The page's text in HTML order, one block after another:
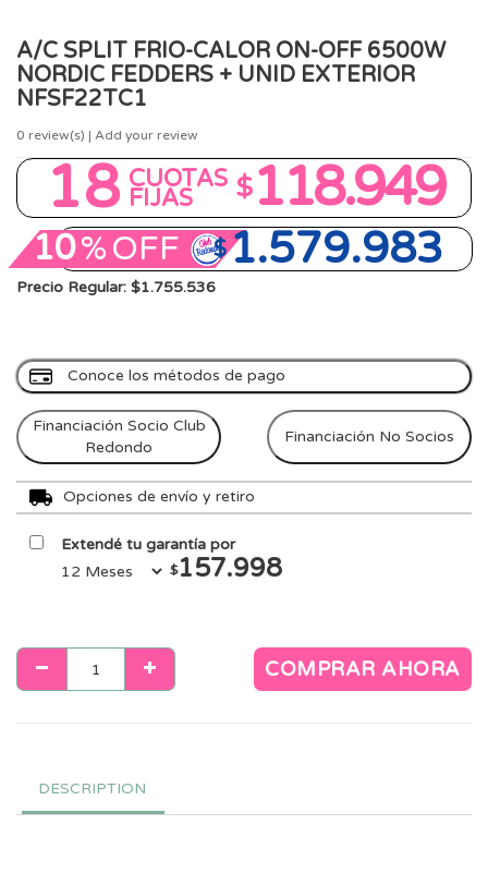
A/C SPLIT FRIO-CALOR ON-OFF 6500W
NORDIC FEDDERS + UNID EXTERIOR
NFSF22TC1
0 review(s) | Add your review
18 CUOTAS
FIJAS $118.949
10%OFF $1.579.983
Precio Regular: $1.755.536
Conoce los métodos de pago
Financiación Socio Club
Redondo
Financiación No Socios
Opciones de envío y retiro
Extendé tu garantía por
$157.998
COMPRAR AHORA
DESCRIPTION